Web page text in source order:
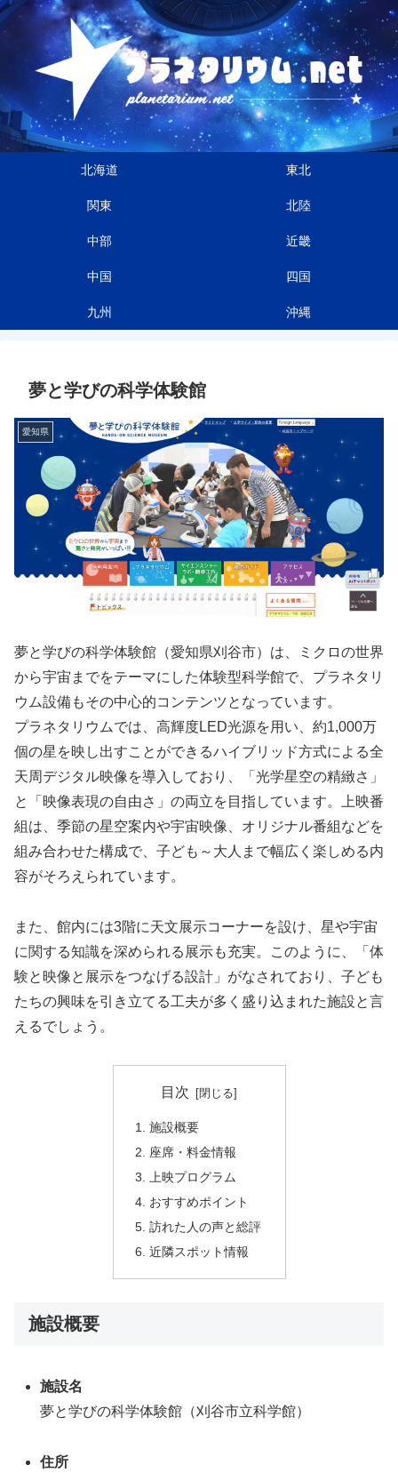
北海道 東北
関東 北陸
中部 近畿
中国 四国
九州 沖縄
夢と学びの科学体験館
愛知県
夢と学びの科学体験館（愛知県刈谷市）は、ミクロの世界
から宇宙までをテーマにした体験型科学館で、プラネタリ
ウム設備もその中心的コンテンツとなっています。
プラネタリウムでは、高輝度LED光源を用い、約1,000万
個の星を映し出すことができるハイブリッド方式による全
天周デジタル映像を導入しており、「光学星空の精緻さ」
と「映像表現の自由さ」の両立を目指しています。上映番
組は、季節の星空案内や宇宙映像、オリジナル番組などを
組み合わせた構成で、子ども～大人まで幅広く楽しめる内
容がそろえられています。
また、館内には3階に天文展示コーナーを設け、星や宇宙
に関する知識を深められる展示も充実。このように、「体
験と映像と展示をつなげる設計」がなされており、子ども
たちの興味を引き立てる工夫が多く盛り込まれた施設と言
えるでしょう。
目次
施設概要
座席・料金情報
上映プログラム
おすすめポイント
訪れた人の声と総評
近隣スポット情報
施設概要
施設名
夢と学びの科学体験館（刈谷市立科学館）
住所